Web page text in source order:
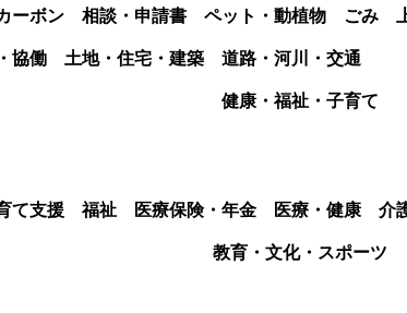
ーボン 相談・申請書 ペット・動植物 ごみ
協働
土地・住宅・建築
道路・河川・交通
健康・福祉・子育て
て支援 福祉 医療保険・年金 医療・健康
介
教育・文化・スポーツ